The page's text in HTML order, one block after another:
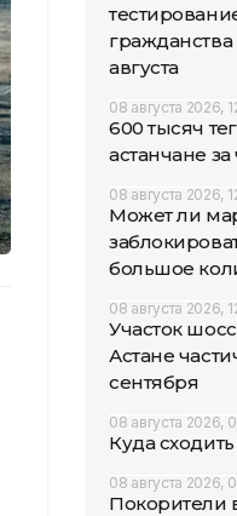
гражданства
августа
08 августа 2026,
600 тысяч
астанчане
08 августа 2026,
Может ли
большое
08 августа 2026,
Участок
Астане
сентября
08 августа 2026,
Куда
08 августа 2026,
Покорители